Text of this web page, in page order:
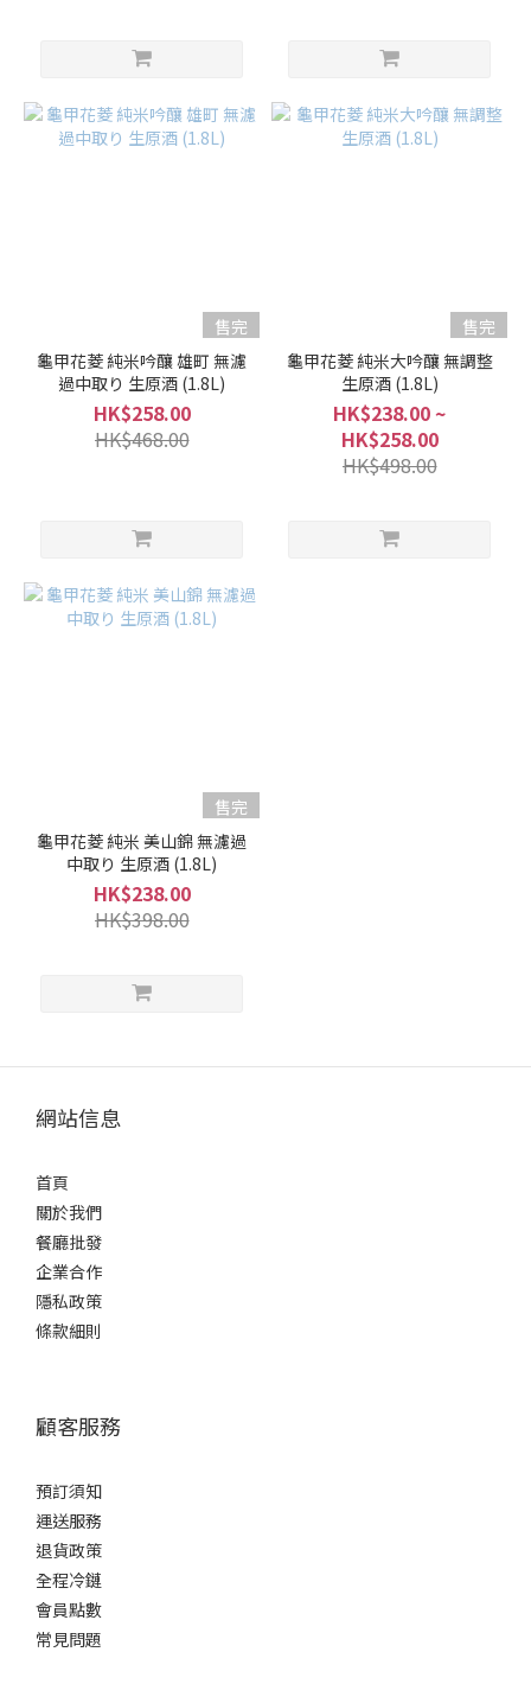
(1)
(3)
純
釀
(1)
型
(2)
量
1L -
(5)
酒
精
度%
17 -
20%
15 -
16%
甘
口
/
辛
口
售完
龜甲花菱 純米吟釀 雄町 無濾
過中取り 生原酒 (1.8L)
HK$258.00
HK$468.00
售完
龜甲花菱 純米大吟釀 無調整
生原酒 (1.8L)
HK$238.00 ~
HK$258.00
HK$498.00
售完
龜甲花菱 純米 美山錦 無濾過
中取り 生原酒 (1.8L)
HK$238.00
HK$398.00
網站信息
首頁
關於我們
餐廳批發
企業合作
隱私政策
條款細則
顧客服務
預訂須知
運送服務
退貨政策
全程冷鏈
會員點數
常見問題